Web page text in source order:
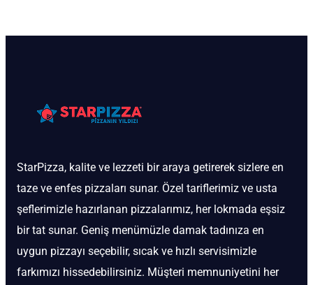
StarPizza, kalite ve lezzeti bir araya getirerek sizlere en
taze ve enfes pizzaları sunar. Özel tariflerimiz ve usta
şeflerimizle hazırlanan pizzalarımız, her lokmada eşsiz
bir tat sunar. Geniş menümüzle damak tadınıza en
uygun pizzayı seçebilir, sıcak ve hızlı servisimizle
farkımızı hissedebilirsiniz. Müşteri memnuniyetini her